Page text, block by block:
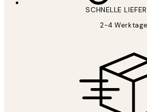
SCHNELLE
2-4 Werktage